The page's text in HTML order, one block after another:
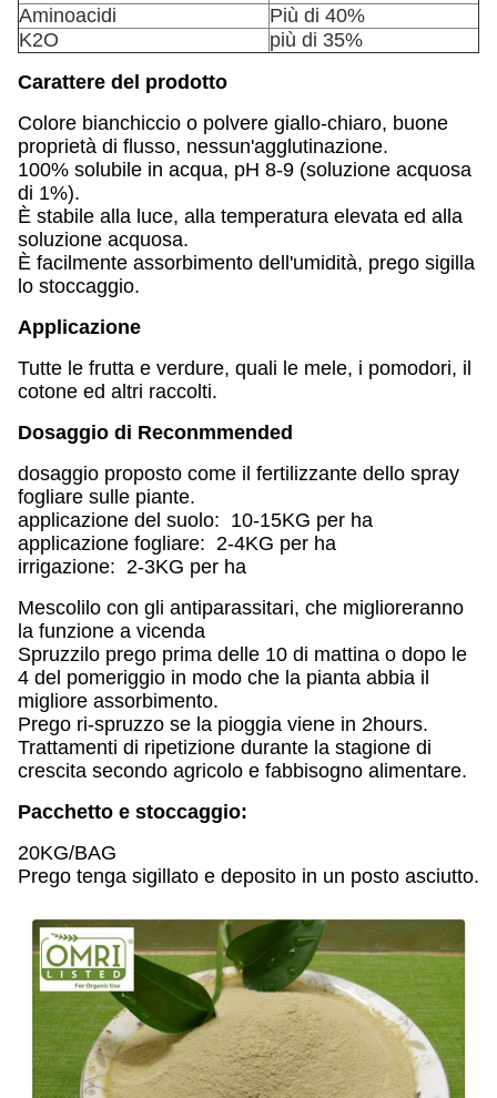
Aminoacidi
Più di 40%
K2O
più di 35%
Carattere del prodotto
Colore bianchiccio o polvere giallo-chiaro, buone
proprietà di flusso, nessun'agglutinazione.
100% solubile in acqua, pH 8-9 (soluzione acquosa
di 1%).
È stabile alla luce, alla temperatura elevata ed alla
soluzione acquosa.
È facilmente assorbimento dell'umidità, prego sigilla
lo stoccaggio.
Applicazione
Tutte le frutta e verdure, quali le mele, i pomodori, il
cotone ed altri raccolti.
Dosaggio di Reconmmended
dosaggio proposto come il fertilizzante dello spray
fogliare sulle piante.
applicazione del suolo: 10-15KG per ha
applicazione fogliare: 2-4KG per ha
irrigazione: 2-3KG per ha
Mescolilo con gli antiparassitari, che miglioreranno
la funzione a vicenda
Spruzzilo prego prima delle 10 di mattina o dopo le
4 del pomeriggio in modo che la pianta abbia il
migliore assorbimento.
Prego ri-spruzzo se la pioggia viene in 2hours.
Trattamenti di ripetizione durante la stagione di
crescita secondo agricolo e fabbisogno alimentare.
Pacchetto e stoccaggio:
20KG/BAG
Prego tenga sigillato e deposito in un posto asciutto.